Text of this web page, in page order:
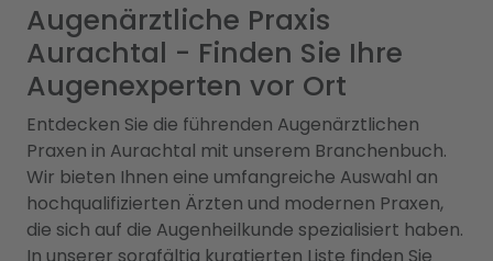
Augenärztliche Praxis
Aurachtal - Finden Sie Ihre
Augenexperten vor Ort
Entdecken Sie die führenden Augenärztlichen
Praxen in Aurachtal mit unserem Branchenbuch.
Wir bieten Ihnen eine umfangreiche Auswahl an
hochqualifizierten Ärzten und modernen Praxen,
die sich auf die Augenheilkunde spezialisiert haben.